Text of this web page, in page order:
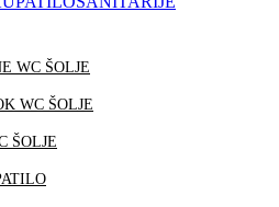
WC ŠOLJE
WC ŠOLJE
ŠOLJE